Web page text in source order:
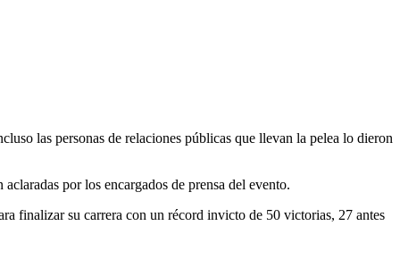
las personas de relaciones públicas que llevan la pelea lo dieron
por los encargados de prensa del evento.
finalizar su carrera con un récord invicto de 50 victorias, 27 antes